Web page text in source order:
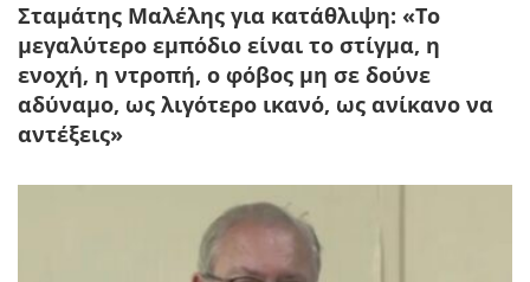
Σταμάτης Μαλέλης για κατάθλιψη: «Το
μεγαλύτερο εμπόδιο είναι το στίγμα, η
ενοχή, η ντροπή, ο φόβος μη σε δούνε
αδύναμο, ως λιγότερο ικανό, ως ανίκανο να
αντέξεις»